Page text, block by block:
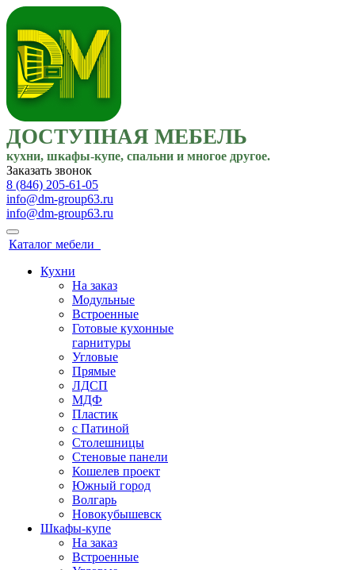
ДОСТУПНАЯ МЕБЕЛЬ
кухни, шкафы-купе, спальни и многое другое.
Заказать звонок
8 (846) 205-61-05
info@dm-group63.ru
info@dm-group63.ru
Каталог мебели
Кухни
На заказ
Модульные
Встроенные
Готовые кухонные
гарнитуры
Угловые
Прямые
ЛДСП
МДФ
Пластик
с Патиной
Столешницы
Стеновые панели
Кошелев проект
Южный город
Волгарь
Новокубышевск
Шкафы-купе
На заказ
Встроенные